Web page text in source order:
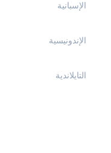
الإسبانية
الإندونيسية
التايلاندية